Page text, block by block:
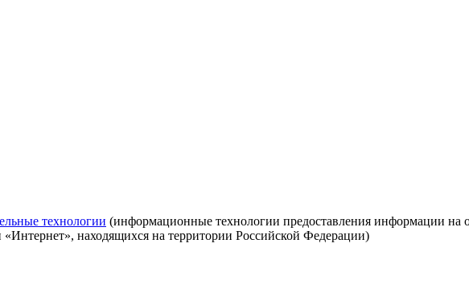
технологии (информационные технологии предоставления информации на
находящихся на территории Российской Федерации)